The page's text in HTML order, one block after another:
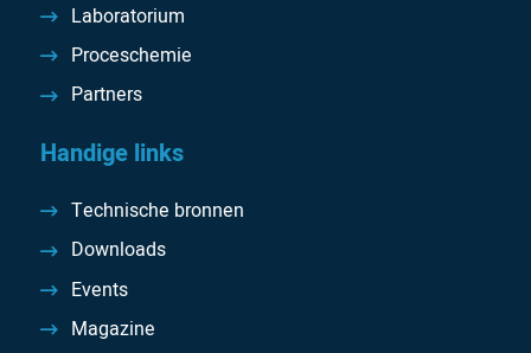
Laboratorium
Proceschemie
Partners
Handige links
Technische bronnen
Downloads
Events
Magazine